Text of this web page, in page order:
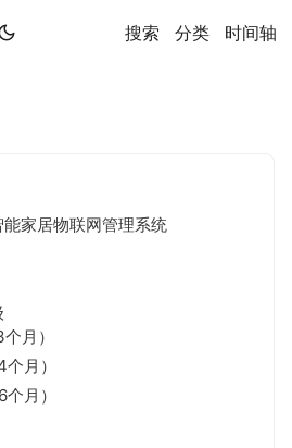
搜索 分类 时间轴
家居物联网管理系统
月）
月）
月）